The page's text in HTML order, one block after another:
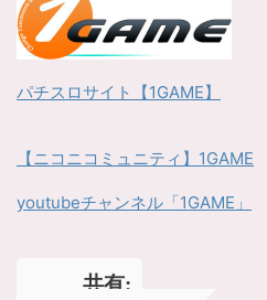
パチスロサイト【1GAME】
【ニコニコミュニティ】1GAME
youtubeチャンネル「1GAME」
共有: